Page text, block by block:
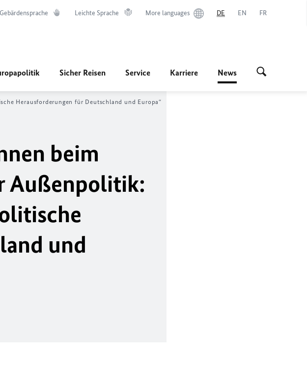
Gebärdensprache Leichte Sprache More languages DE EN FR
Sicher Reisen Service Karriere News
Herausforderungen für Deutschland und Europa“
beim
Außenpolitik:
und